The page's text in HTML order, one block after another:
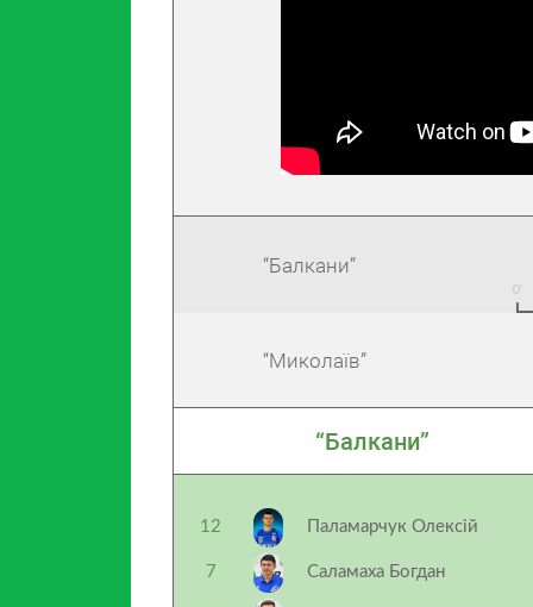
“Балкани”
“Миколаїв”
“Балкани”
12 Паламарчук Олексій
7 Саламаха Богдан